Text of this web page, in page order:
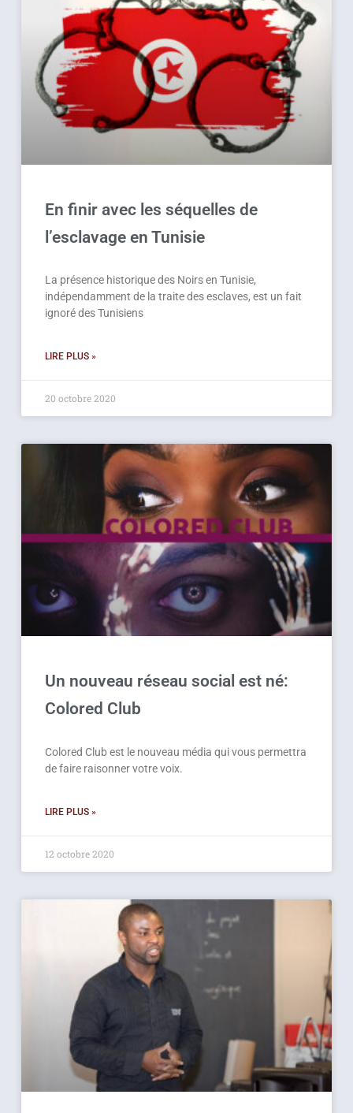
En finir avec les séquelles de
l’esclavage en Tunisie
La présence historique des Noirs en Tunisie,
indépendamment de la traite des esclaves, est un fait
ignoré des Tunisiens
LIRE PLUS »
20 octobre 2020
Un nouveau réseau social est né:
Colored Club
Colored Club est le nouveau média qui vous permettra
de faire raisonner votre voix.
LIRE PLUS »
12 octobre 2020